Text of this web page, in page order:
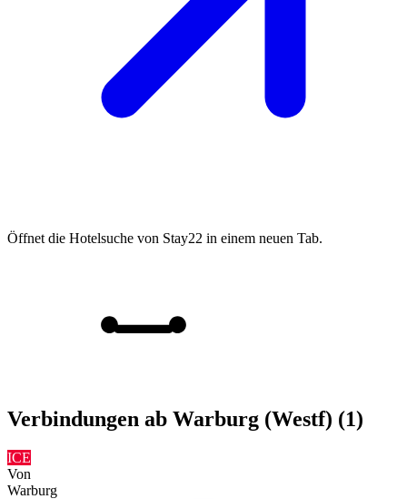
Öffnet die Hotelsuche von Stay22 in einem neuen Tab.
Verbindungen ab Warburg (Westf) (1)
ICE
Von
Warburg